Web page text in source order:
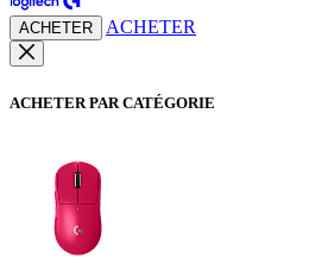
ACHETER ACHETER
ACHETER PAR CATÉGORIE